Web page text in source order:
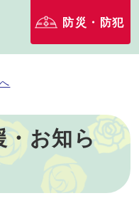
防災・防犯
・お知ら